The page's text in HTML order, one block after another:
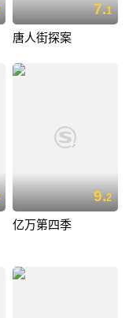
7.1
唐人街探案
9.2
亿万第四季